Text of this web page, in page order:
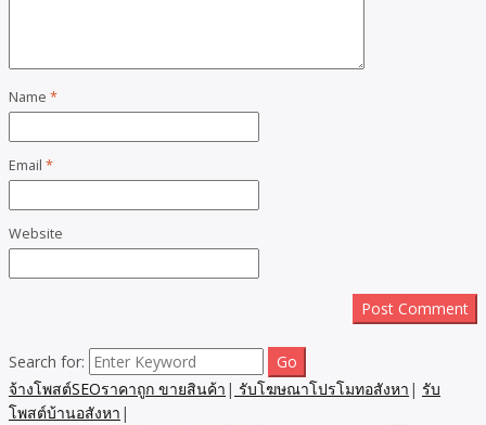
Name *
Email *
Website
Search for:
จ้างโพสต์SEOราคาถูก ขายสินค้า | รับโฆษณาโปรโมทอสังหา | รับ
โพสต์บ้านอสังหา |